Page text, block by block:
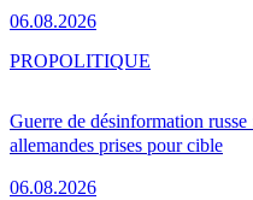
06.08.2026
Guerre de désinformation
allemandes prises pour cible
06.08.2026
PROPOLITIQUE